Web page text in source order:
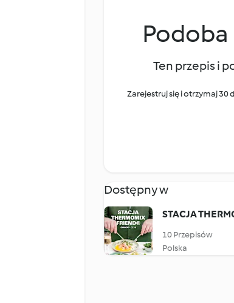
Podoba
Ten przepis i
Zarejestruj się i otrzymaj
Dostępny w
STACJA
10 Przepisów
Polska